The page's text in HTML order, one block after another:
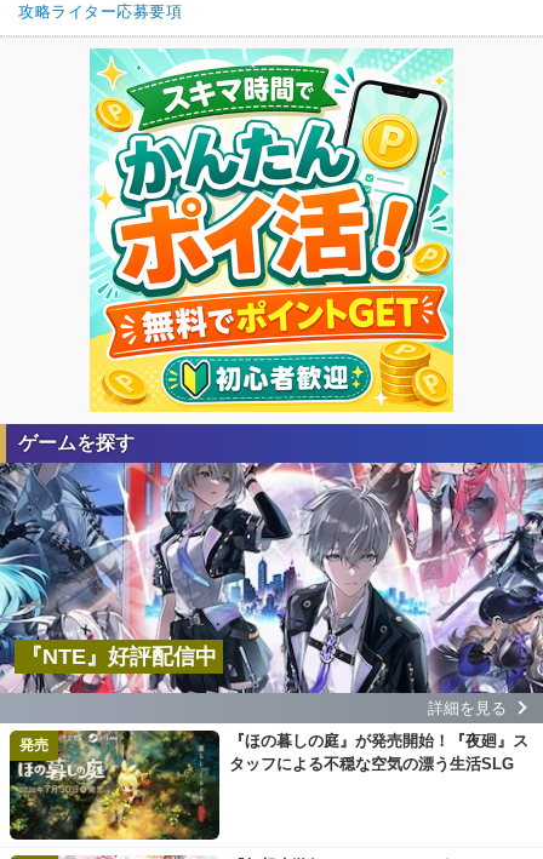
攻略ライター応募要項
ゲームを探す
『NTE』好評配信中
詳細を見る
発売
『ほの暮しの庭』が発売開始！『夜廻』ス
タッフによる不穏な空気の漂う生活SLG